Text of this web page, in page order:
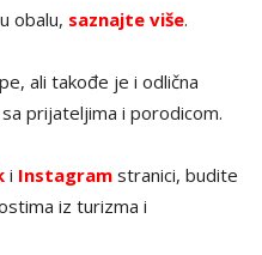
obalu, saznajte više.
ali takođe je i odlična
prijateljima i porodicom.
i Instagram stranici, budite
iz turizma i